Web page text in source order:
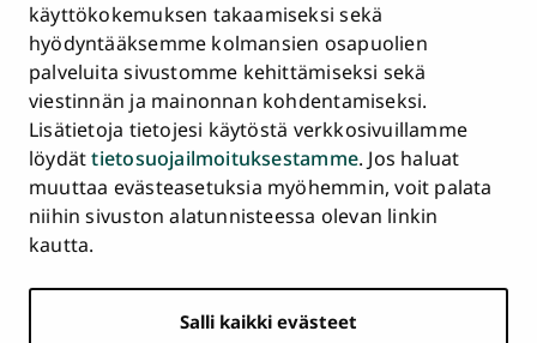
käyttökokemuksen takaamiseksi sekä
hyödyntääksemme kolmansien osapuolien
palveluita sivustomme kehittämiseksi sekä
viestinnän ja mainonnan kohdentamiseksi.
Lisätietoja tietojesi käytöstä verkkosivuillamme
löydättietosuojailmoituksestamme. Jos haluat
muuttaa evästeasetuksia myöhemmin, voit palata
niihin sivuston alatunnisteessa olevan linkin
kautta.
Salli kaikki evästeet
Väärinkäytösepäilyt
Saavutettavuusseloste
Palaute
Intranet ja sähköiset työkalut
Evästeasetukset
Päävalikko
alatunnisteessa
ETUSIVU
Turun
yliopisto
Turun
yliopisto
TurunTurunTurunTurun